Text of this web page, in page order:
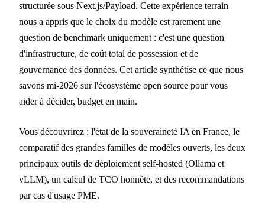
structurée sous Next.js/Payload. Cette expérience terrain
nous a appris que le choix du modèle est rarement une
question de benchmark uniquement : c'est une question
d'infrastructure, de coût total de possession et de
gouvernance des données. Cet article synthétise ce que nous
savons mi-2026 sur l'écosystème open source pour vous
aider à décider, budget en main.
Vous découvrirez : l'état de la souveraineté IA en France, le
comparatif des grandes familles de modèles ouverts, les deux
principaux outils de déploiement self-hosted (Ollama et
vLLM), un calcul de TCO honnête, et des recommandations
par cas d'usage PME.